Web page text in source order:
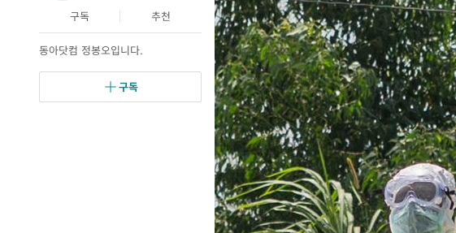
5
월
2
1
일
1
1
시
1
9
분
트
요
구독 추천
동아닷컴 정봉오입니다.
구독